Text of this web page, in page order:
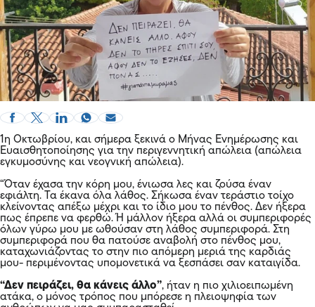
1η Οκτωβρίου, και σήμερα ξεκινά ο Μήνας Ενημέρωσης και
Ευαισθητοποίησης για την περιγεννητική απώλεια (απώλεια
εγκυμοσύνης και νεογνική απώλεια).
“Όταν έχασα την κόρη μου, ένιωσα λες και ζούσα έναν
εφιάλτη. Τα έκανα όλα λάθος. Σήκωσα έναν τεράστιο τοίχο
κλείνοντας απέξω μέχρι και το ίδιο μου το πένθος. Δεν ήξερα
πως έπρεπε να φερθώ. Ή μάλλον ήξερα αλλά οι συμπεριφορές
όλων γύρω μου με ωθούσαν στη λάθος συμπεριφορά. Στη
συμπεριφορά που θα πατούσε αναβολή στο πένθος μου,
καταχωνιάζοντας το στην πιο απόμερη μεριά της καρδιάς
μου- περιμένοντας υπομονετικά να ξεσπάσει σαν καταιγίδα.
“Δεν πειράζει, θα κάνεις άλλο”, ήταν η πιο χιλιοειπωμένη
ατάκα, ο μόνος τρόπος που μπόρεσε η πλειοψηφία των